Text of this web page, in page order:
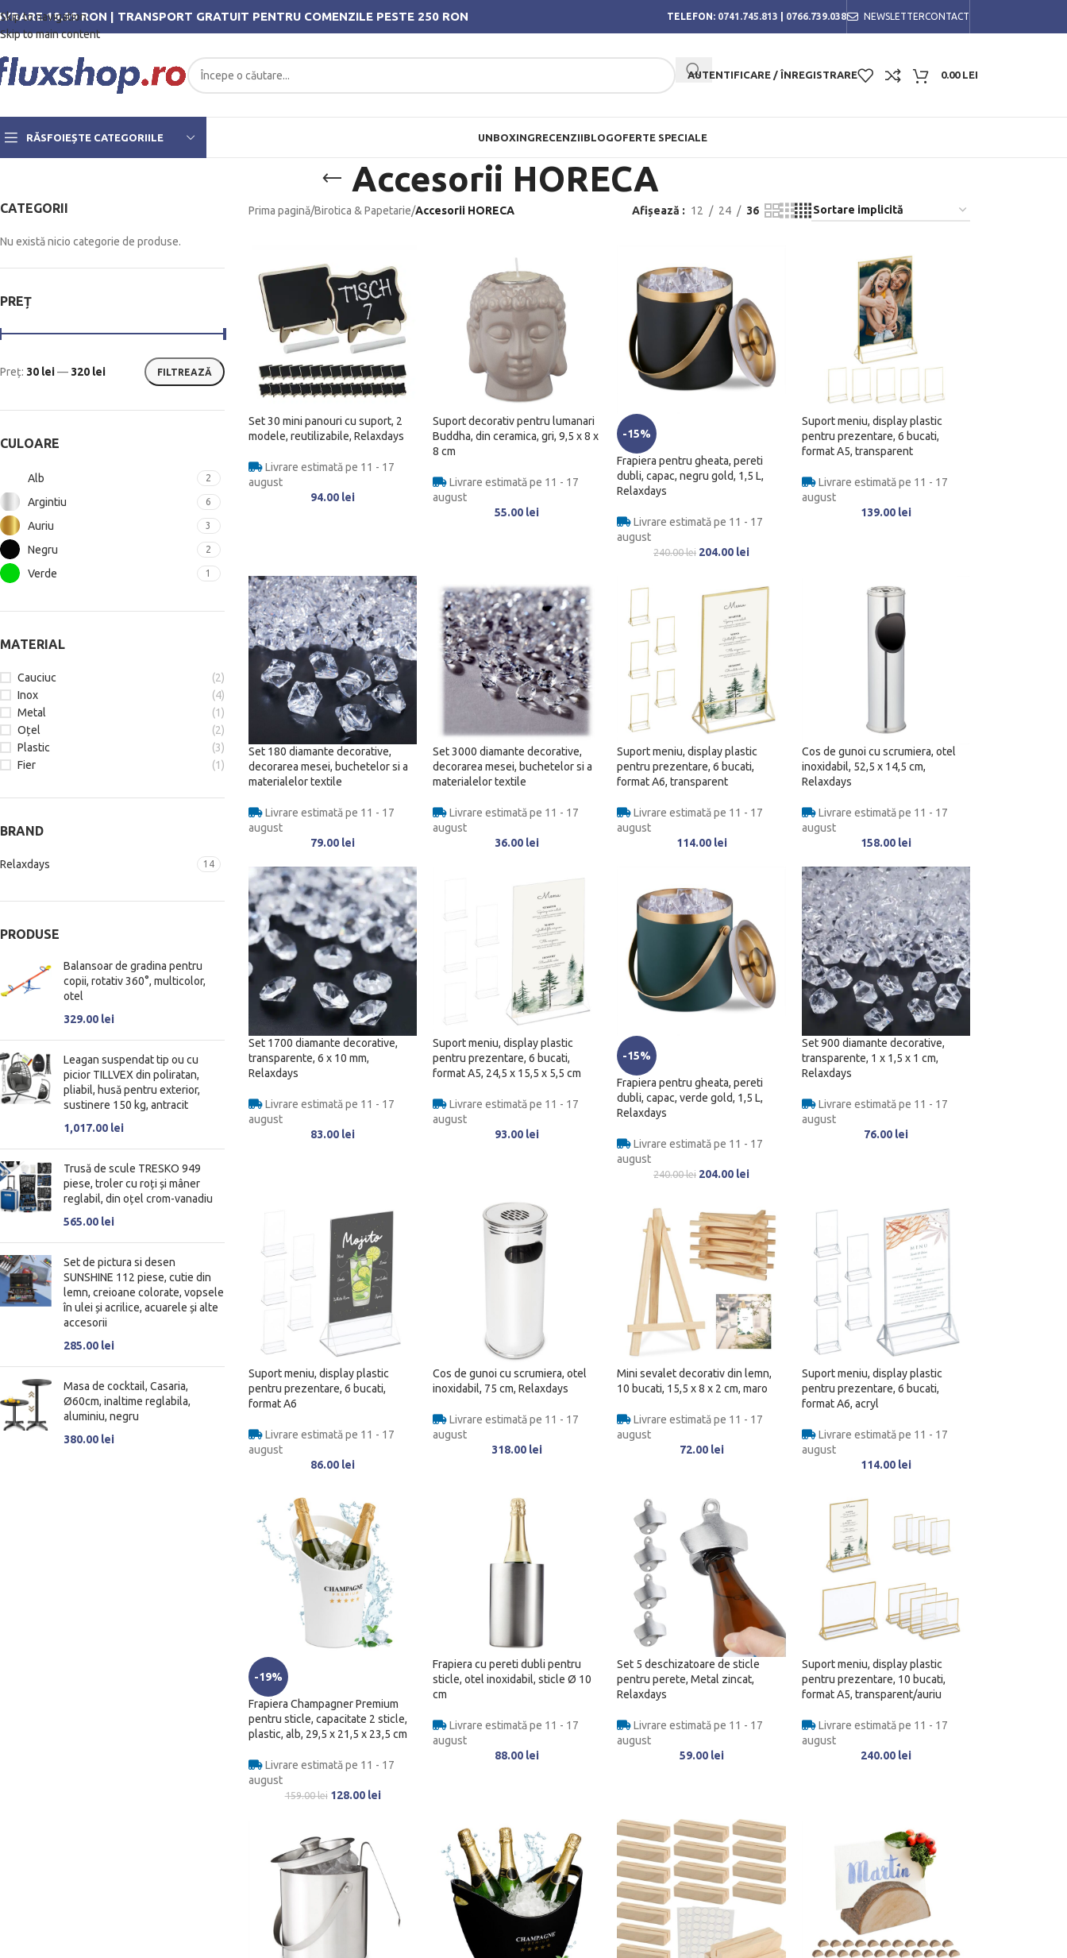
Skip to navigation
Skip to main content
19.99 RON | TRANSPORT GRATUIT PENTRU COMENZILE PESTE 250 RON TELEFON: 0741.745.813 0766.739.038 NEWSLETTERCONTACT
AUTENTIFICARE / ÎNREGISTRARE 0.00 LEI
RĂSFOIEȘTE CATEGORIILE UNBOXINGRECENZIIBLOGOFERTE SPECIALE
Accesorii HORECA
CATEGORII
Nu există nicio categorie de produse.
PREȚ
FILTREAZĂ
Preț: 30 lei— 320 lei
CULOARE
Alb 2
Argintiu 6
Auriu 3
Negru 2
Verde 1
MATERIAL
Cauciuc
(2)
Inox
(4)
Metal
(1)
Oțel
(2)
Plastic
(3)
Fier
(1)
BRAND
Relaxdays 14
PRODUSE
Balansoar de gradina pentru
copii, rotativ 360°, multicolor,
otel
329.00 lei
Leagan suspendat tip ou cu
picior TILLVEX din poliratan,
pliabil, husă pentru exterior,
sustinere 150 kg, antracit
1,017.00 lei
Trusă de scule TRESKO 949
piese, troler cu roți și mâner
reglabil, din oțel crom-vanadiu
565.00 lei
Set de pictura si desen
SUNSHINE 112 piese, cutie din
lemn, creioane colorate, vopsele
în ulei și acrilice, acuarele și alte
accesorii
285.00 lei
Masa de cocktail, Casaria,
Ø60cm, inaltime reglabila,
aluminiu, negru
380.00 lei
Prima pagină/Birotica & Papetarie/Accesorii HORECA Afișează 12 24 36
Set 30 mini panouri cu suport, 2
modele, reutilizabile, Relaxdays
Livrare estimată pe 11 - 17
august
94.00 lei
Suport decorativ pentru lumanari
Buddha, din ceramica, gri, 9,5 x 8 x
8 cm
Livrare estimată pe 11 - 17
august
55.00 lei
-15%
Frapiera pentru gheata, pereti
dubli, capac, negru gold, 1,5 L,
Relaxdays
Livrare estimată pe 11 - 17
august
240.00lei 204.00 lei
Suport meniu, display plastic
pentru prezentare, 6 bucati,
format A5, transparent
Livrare estimată pe 11 - 17
august
139.00 lei
Set 180 diamante decorative,
decorarea mesei, buchetelor si a
materialelor textile
Livrare estimată pe 11 - 17
august
79.00 lei
Set 3000 diamante decorative,
decorarea mesei, buchetelor si a
materialelor textile
Livrare estimată pe 11 - 17
august
36.00 lei
Suport meniu, display plastic
pentru prezentare, 6 bucati,
format A6, transparent
Livrare estimată pe 11 - 17
august
114.00 lei
Cos de gunoi cu scrumiera, otel
inoxidabil, 52,5 x 14,5 cm,
Relaxdays
Livrare estimată pe 11 - 17
august
158.00 lei
Set 1700 diamante decorative,
transparente, 6 x 10 mm,
Relaxdays
Livrare estimată pe 11 - 17
august
83.00 lei
Suport meniu, display plastic
pentru prezentare, 6 bucati,
format A5, 24,5 x 15,5 x 5,5 cm
Livrare estimată pe 11 - 17
august
93.00 lei
-15%
Frapiera pentru gheata, pereti
dubli, capac, verde gold, 1,5 L,
Relaxdays
Livrare estimată pe 11 - 17
august
240.00lei 204.00 lei
Set 900 diamante decorative,
transparente, 1 x 1,5 x 1 cm,
Relaxdays
Livrare estimată pe 11 - 17
august
76.00 lei
Suport meniu, display plastic
pentru prezentare, 6 bucati,
format A6
Livrare estimată pe 11 - 17
august
86.00 lei
Cos de gunoi cu scrumiera, otel
inoxidabil, 75 cm, Relaxdays
Livrare estimată pe 11 - 17
august
318.00 lei
Mini sevalet decorativ din lemn,
10 bucati, 15,5 x 8 x 2 cm, maro
Livrare estimată pe 11 - 17
august
72.00 lei
Suport meniu, display plastic
pentru prezentare, 6 bucati,
format A6, acryl
Livrare estimată pe 11 - 17
august
114.00 lei
-19%
Frapiera Champagner Premium
pentru sticle, capacitate 2 sticle,
plastic, alb, 29,5 x 21,5 x 23,5 cm
Livrare estimată pe 11 - 17
august
159.00lei 128.00 lei
Frapiera cu pereti dubli pentru
sticle, otel inoxidabil, sticle Ø 10
cm
Livrare estimată pe 11 - 17
august
88.00 lei
Set 5 deschizatoare de sticle
pentru perete, Metal zincat,
Relaxdays
Livrare estimată pe 11 - 17
august
59.00 lei
Suport meniu, display plastic
pentru prezentare, 10 bucati,
format A5, transparent/auriu
Livrare estimată pe 11 - 17
august
240.00 lei